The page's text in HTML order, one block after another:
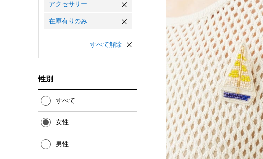
アクセサリー
在庫有りのみ
すべて解除
性別
すべて
女性
男性